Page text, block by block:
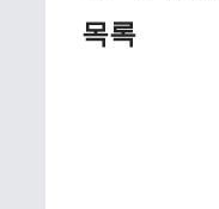
목록